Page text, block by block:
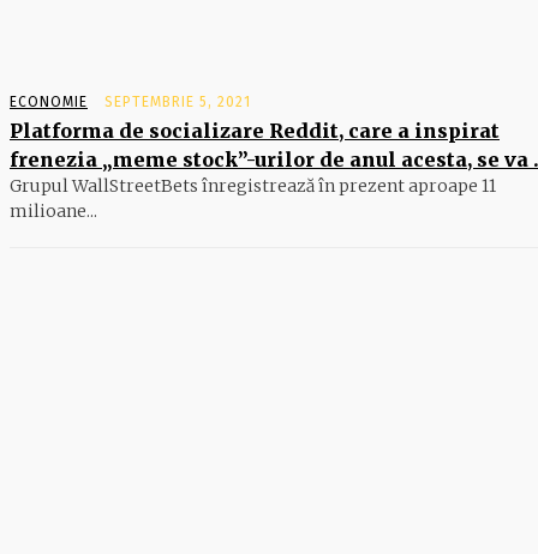
ECONOMIE SEPTEMBRIE 5, 2021
Platforma de socializare Reddit, care a inspirat
frenezia „meme stock”-urilor de anul acesta, se va
Grupul WallStreetBets înregistrează în prezent aproape 11
milioane...